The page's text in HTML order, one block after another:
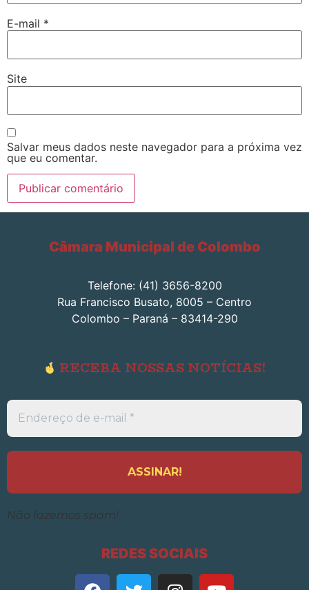
E-mail *
Site
Salvar meus dados neste navegador para a próxima vez
que eu comentar.
Câmara Municipal de Colombo
Telefone: (41) 3656-8200
Rua Francisco Busato, 8005 – Centro
Colombo – Paraná – 83414-290
RECEBA NOSSAS NOTÍCIAS!
Endereço
de
e-
*
Não fazemos spam!
REDES SOCIAIS